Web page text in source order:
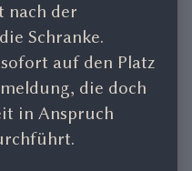
nach der
Schranke.
auf den Platz
die doch
in Anspruch